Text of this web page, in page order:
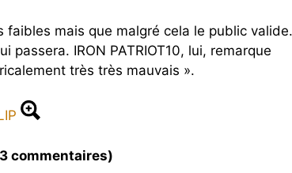
faibles mais que malgré cela le public valide.
passera. IRON PATRIOT10, lui, remarque
très très mauvais ».
commentaires)